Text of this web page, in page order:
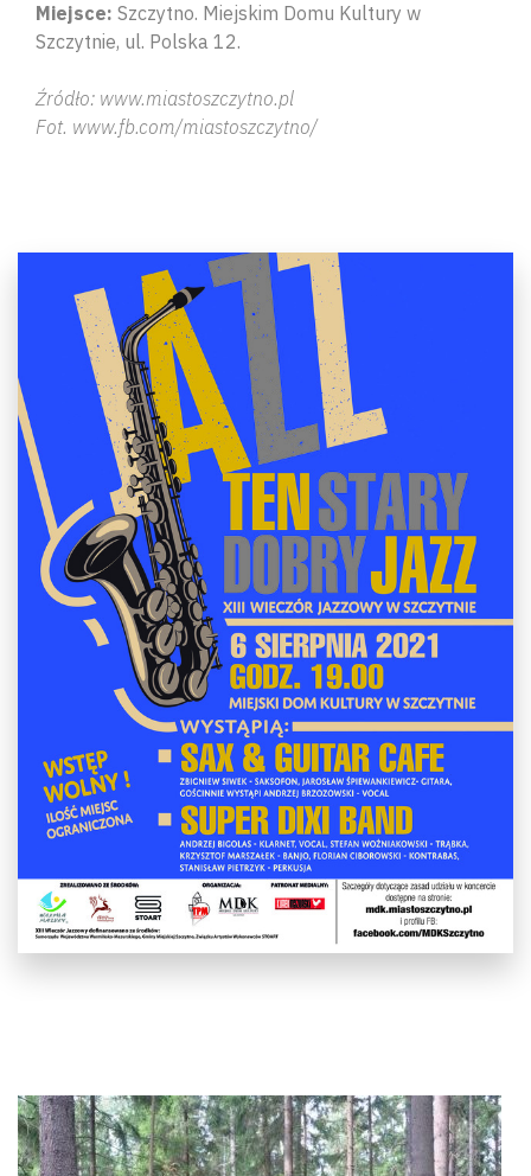
Miejsce: Szczytno. Miejskim Domu Kultury w
Szczytnie, ul. Polska 12.
Źródło: www.miastoszczytno.pl
Fot. www.fb.com/miastoszczytno/